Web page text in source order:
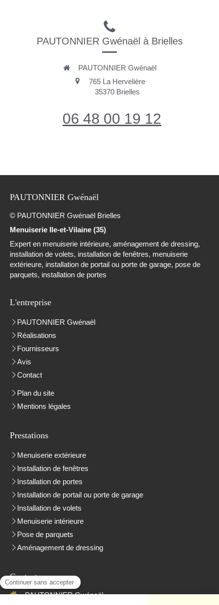
PAUTONNIER Gwénaël à Brielles
PAUTONNIER Gwénaël
765 La Hervelière
35370 Brielles
06 48 00 19 12
PAUTONNIER Gwénaël
© PAUTONNIER Gwénaël Brielles
Menuiserie Ile-et-Vilaine (35)
Expert en menuiserie intérieure, aménagement de dressing,
installation de volets, installation de fenêtres, menuiserie
extérieure, installation de portail ou porte de garage, pose de
parquets, installation de portes
L'entreprise
PAUTONNIER Gwénaël
Réalisations
Fournisseurs
Avis
Contact
Plan du site
Mentions légales
Prestations
Menuiserie extérieure
Installation de fenêtres
Installation de portes
Installation de portail ou porte de garage
Installation de volets
Menuiserie intérieure
Pose de parquets
Aménagement de dressing
Contact
PAUTONNIER Gwénaël